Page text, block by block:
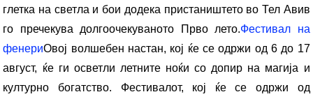
глетка на светла и бои додека пристаништето во Тел Авив
го пречекува долгоочекуваното Прво лето.Фестивал на
фенериОвој волшебен настан, кој ќе се одржи од 6 до 17
август, ќе ги осветли летните ноќи со допир на магија и
културно богатство. Фестивалот, кој ќе се одржи од